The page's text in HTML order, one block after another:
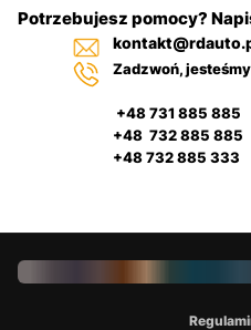
Potrzebujesz pomocy?
Zadzwoń,
+48 731 885 885
+48 732 885 885
+48 732 885 333